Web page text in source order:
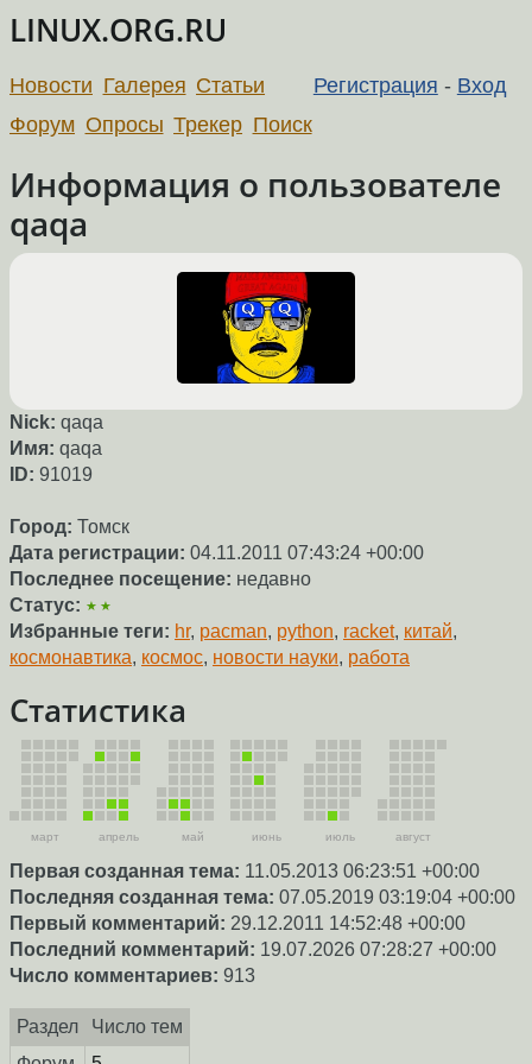
LINUX.ORG.RU
Регистрация - Вход
Новости Галерея Статьи
Форум Опросы Трекер Поиск
Информация о пользователе
qaqa
Nick: qaqa
Имя: qaqa
ID: 91019
Город: Томск
Дата регистрации: 04.11.2011 07:43:24 +00:00
Последнее посещение: недавно
Статус: ★★
Избранные теги: hr, pacman, python, racket, китай,
космонавтика, космос, новости науки, работа
Статистика
март апрель май июнь июль август
Первая созданная тема: 11.05.2013 06:23:51 +00:00
Последняя созданная тема: 07.05.2019 03:19:04 +00:00
Первый комментарий: 29.12.2011 14:52:48 +00:00
Последний комментарий: 19.07.2026 07:28:27 +00:00
Число комментариев: 913
Раздел
Число тем